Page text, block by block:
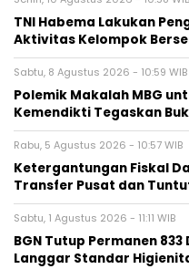
TNI Habema Lakukan
Aktivitas Kelompok
Sabtu, 8 Agustus 2026 - 10:59 WIB
Polemik Makalah MBG
Kemendikti Tegaskan
Rabu, 5 Agustus 2026 - 10:57 WIB
Ketergantungan Fiskal
Transfer Pusat dan
Sabtu, 1 Agustus 2026 - 11:11 WIB
BGN Tutup Permanen
Langgar Standar